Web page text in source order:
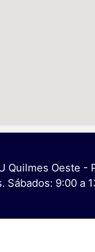
Quilmes Oeste
9:00 a